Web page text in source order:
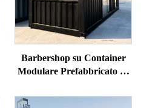
Barbershop su Container
Modulare Prefabbricato su